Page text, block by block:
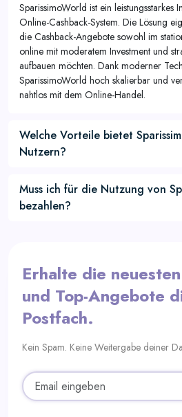
SparissimoWorld ist ein leistungsstarkes
Online-Cashback-System. Die Lösung
die Cashback-Angebote sowohl im
online mit moderatem Investment und
aufbauen möchten. Dank moderner
SparissimoWorld hoch skalierbar und
nahtlos mit dem Online-Handel.
Welche Vorteile bietet
Nutzern?
Muss ich für die Nutzung von
bezahlen?
Erhalte die
und Top-Angebote
Postfach.
Kein Spam. Keine Weitergabe deiner